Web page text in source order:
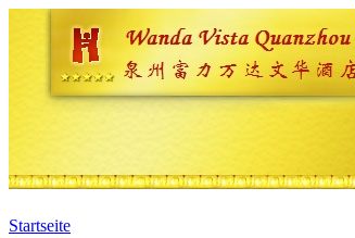
Startseite